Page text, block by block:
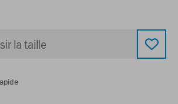
la taille